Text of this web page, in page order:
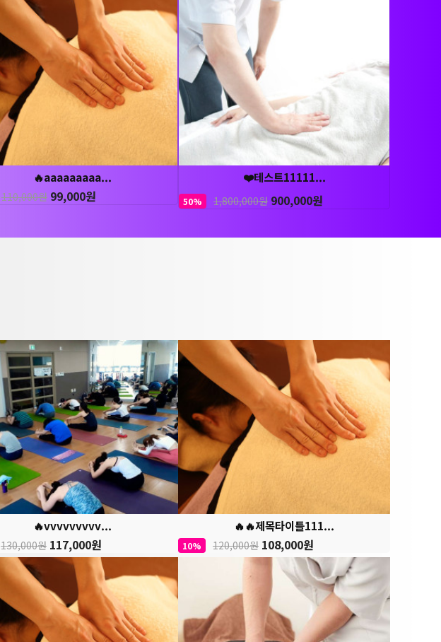
🔥aaaaaaaaa...
110,000원 99,000원
❤️테스트11111...
50% 1,800,000원 900,000원
🔥vvvvvvvvv...
130,000원 117,000원
🔥🔥제목타이틀111...
10% 120,000원 108,000원